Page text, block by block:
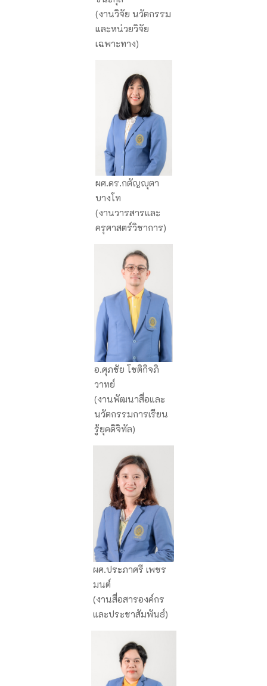
(งานวิจัย นวัตกรรม
และหน่วยวิจัย
เฉพาะทาง)
ผศ.ดร.กตัญญุตา
บางโท
(งานวารสารและ
ครุศาสตร์วิชาการ)
อ.ศุภชัย โชติกิจภิ
วาทย์
(งานพัฒนาสื่อและ
นวัตกรรมการเรียน
รู้ยุคดิจิทัล)
ผศ.ประภาศรี เพชร
มนต์
(งานสื่อสารองค์กร
และประชาสัมพันธ์)